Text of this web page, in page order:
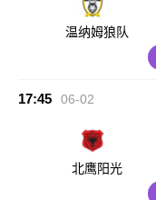
温纳姆狼队
17:45 06-02
北鹰阳光